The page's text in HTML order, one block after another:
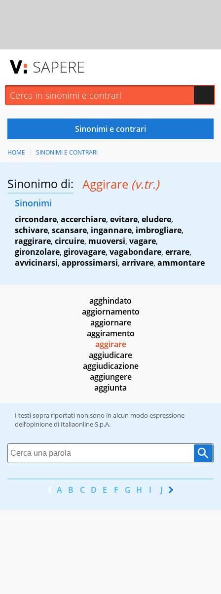
SAPERE
HOME SINONIMI E CONTRARI
Sinonimo di: Aggirare (v.tr.)
Sinonimi
circondare, accerchiare, evitare, eludere,
schivare, scansare, ingannare, imbrogliare,
raggirare, circuire, muoversi, vagare,
gironzolare, girovagare, vagabondare, errare,
avvicinarsi, approssimarsi, arrivare, ammontare
agghindato
aggiornamento
aggiornare
aggiramento
aggirare
aggiudicare
aggiudicazione
aggiungere
aggiunta
I testi sopra riportati non sono in alcun modo espressione
dell’opinione di Italiaonline S.p.A.
A B C D E F G H I J K